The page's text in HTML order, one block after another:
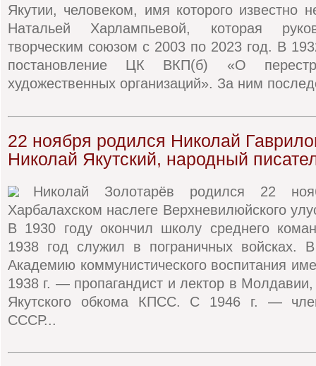
Якутии, человеком, имя которого известно
Натальей Харлампьевой, которая
творческим союзом с 2003 по 2023 год. В
постановление ЦК ВКП(б) «О
художественных организаций». За ним
22 ноября родился Николай
Николай Якутский, народный
Николай Золотарёв родился 22
Харбалахском наслеге Верхневилюйского
В 1930 году окончил школу среднего
1938 год служил в пограничных войсках.
Академию коммунистического воспитания
1938 г. — пропагандист и лектор в
Якутского обкома КПСС. C 1946 г. —
СССР...